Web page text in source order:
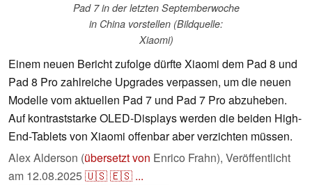
Pad 7 in der letzten Septemberwoche
in China vorstellen (Bildquelle:
Xiaomi)
Einem neuen Bericht zufolge dürfte Xiaomi dem Pad 8 und
Pad 8 Pro zahlreiche Upgrades verpassen, um die neuen
Modelle vom aktuellen Pad 7 und Pad 7 Pro abzuheben.
Auf kontraststarke OLED-Displays werden die beiden High-
End-Tablets von Xiaomi offenbar aber verzichten müssen.
Alex Alderson (übersetzt von Enrico Frahn), Veröffentlicht
am 12.08.2025🇺🇸🇪🇸 ...